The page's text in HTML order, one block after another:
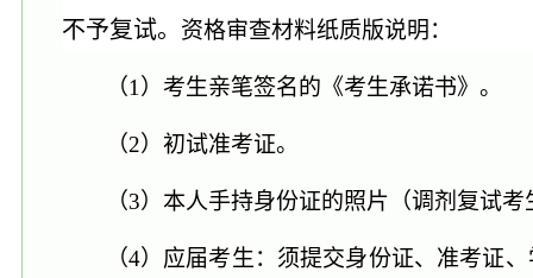
不予复试。 资格审查材料纸质版说明：
（1） 考生亲笔签名的《考生承诺书》。
（2） 初试准考证。
（3） 本人手持身份证的照片（调剂复试考
（4） 应届考生：须提交身份证、准考证